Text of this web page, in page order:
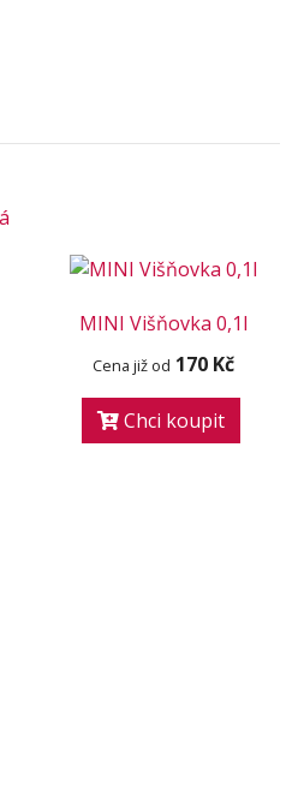
MINI Višňovka 0,1l
Cena již od 170 Kč
Chci koupit